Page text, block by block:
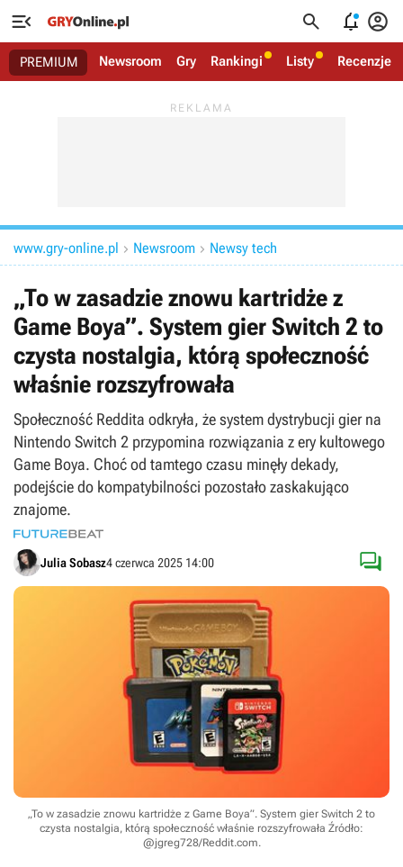
   
PREMIUM Newsroom Gry Rankingi Listy Recenzje
www.gry-online.pl  Newsroom  Newsy tech
„To w zasadzie znowu kartridże z
Game Boya”. System gier Switch 2 to
czysta nostalgia, którą społeczność
właśnie rozszyfrowała
Społeczność Reddita odkryła, że system dystrybucji gier na
Nintendo Switch 2 przypomina rozwiązania z ery kultowego
Game Boya. Choć od tamtego czasu minęły dekady,
podejście do kompatybilności pozostało zaskakująco
znajome.
Julia Sobasz4 czerwca 2025 14:00 
„To w zasadzie znowu kartridże z Game Boya”. System gier Switch 2 to
czysta nostalgia, którą społeczność właśnie rozszyfrowała Źródło:
@jgreg728/Reddit.com.